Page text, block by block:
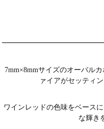
7mm×8mmサイズのオーバル
ァイアがセッティ
ワインレッドの色味をベース
な輝き